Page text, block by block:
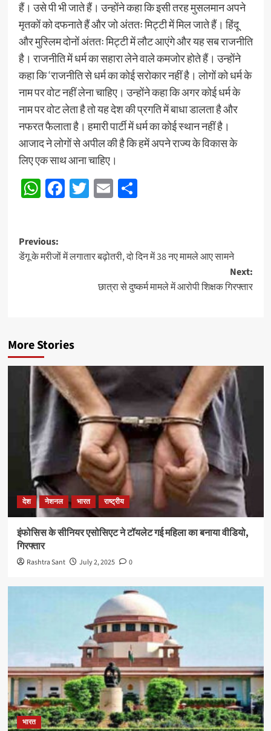
हैं। उसे पी भी जाते हैं। उन्होंने कहा कि इसी तरह मुसलमान अपने
मृतकों को दफनाते हैं और जो अंततः मिट्टी में मिल जाते हैं। हिंदू
और मुस्लिम दोनों अंततः मिट्टी में लौट आएंगे और यह सब राजनीति
है। राजनीति में धर्म का सहारा लेने वाले कमजोर होते हैं। उन्होंने
कहा कि ‘राजनीति से धर्म का कोई सरोकार नहीं है। लोगों को धर्म के
नाम पर वोट नहीं लेना चाहिए। उन्होंने कहा कि अगर कोई धर्म के
नाम पर वोट लेता है तो यह देश की प्रगति में बाधा डालता है और
नफरत फैलाता है। हमारी पार्टी में धर्म का कोई स्थान नहीं है।
आजाद ने लोगों से अपील की है कि हमें अपने राज्य के विकास के
लिए एक साथ आना चाहिए।
WhatsApp
Facebook
Twitter
EmailShare
Post
navigation
Previous:
डेंगू के मरीजों में लगातार बढ़ोतरी, दो दिन में 38 नए मामले आए सामने
Next:
छात्रा से दुष्कर्म मामले में आरोपी शिक्षक गिरफ्तार
More Stories
देश नेशनल भारत राष्ट्रीय
इंफोसिस के सीनियर एसोसिएट ने टॉयलेट गई महिला का बनाया वीडियो,
गिरफ्तार
Rashtra Sant July 2, 2025 0
भारत